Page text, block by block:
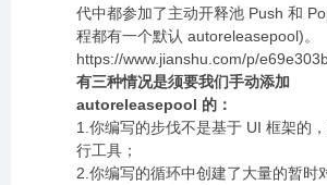
代中都参加了主动开释池 Push 和
程都有一个默认 autoreleasepool)。
https://www.jianshu.com/p/
有三种情况是须要我们手动添加
autoreleasepool 的：
1.你编写的步伐不是基于 UI 框架的
行工具；
2.你编写的循环中创建了大量的暂时